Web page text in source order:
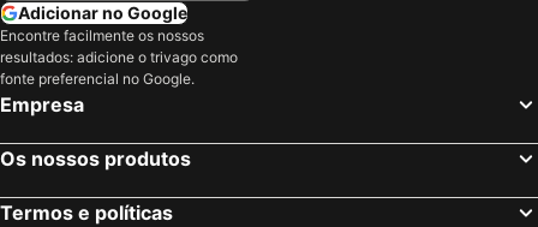
Adicionar no Google
Encontre facilmente os nossos
resultados: adicione o trivago como
fonte preferencial no Google.
Empresa
Os nossos produtos
Termos e políticas